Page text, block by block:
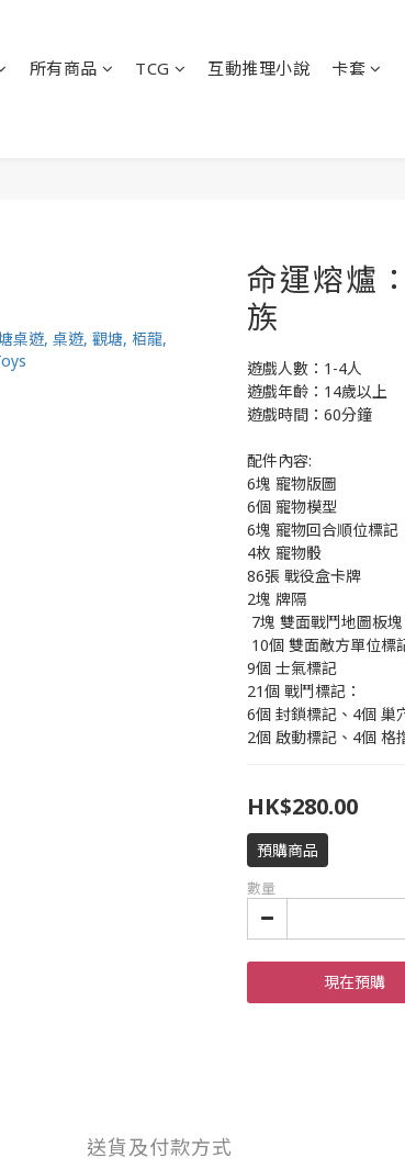
所有商品 TCG 互動推理小說 卡套
命運熔爐
族
遊戲人數：1-4人
遊戲年齡：14歲以上
遊戲時間：60分鐘
配件內容:
6塊 寵物版圖
6個 寵物模型
6塊 寵物回合順位標記
4枚 寵物骰
86張 戰役盒卡牌
2塊 牌隔
7塊 雙面戰鬥地圖板塊
10個 雙面敵方單位標
9個 士氣標記
21個 戰鬥標記：
6個 封鎖標記、4個 巢
2個 啟動標記、4個 格
HK$280.00
預購商品
數量
現在預購
送貨及付款方式